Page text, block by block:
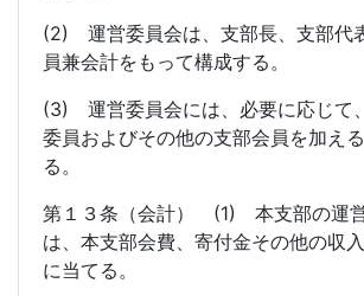
(2) 運営委員会は、支部長、支部代
員兼会計をもって構成する。
(3) 運営委員会には、必要に応じて
委員およびその他の支部会員を加え
る。
第１３条（会計） (1) 本支部の運
は、本支部会費、寄付金その他の収
に当てる。